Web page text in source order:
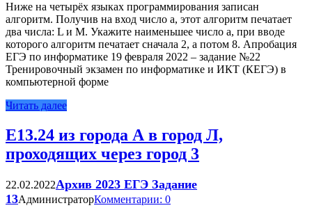
Ниже на четырёх языках программирования записан
алгоритм. Получив на вход число а, этот алгоритм печатает
два числа: L и М. Укажите наименьшее число а, при вводе
которого алгоритм печатает сначала 2, а потом 8. Апробация
ЕГЭ по информатике 19 февраля 2022 – задание №22
Тренировочный экзамен по информатике и ИКТ (КЕГЭ) в
компьютерной форме
Читать далее
Е13.24 из города А в город Л,
проходящих через город 3
22.02.2022Архив 2023 ЕГЭ Задание
13АдминистраторКомментарии: 0